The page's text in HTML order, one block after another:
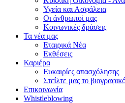
Υγεία και Ασφάλεια
Οι άνθρωποί μας
Κοινωνικές δράσεις
Τα νέα μας
Εταιρικά Νέα
Εκθέσεις
Καριέρα
Ευκαιρίες απασχόλησης
Στείλτε μας το
Επικοινωνία
Whistleblowing